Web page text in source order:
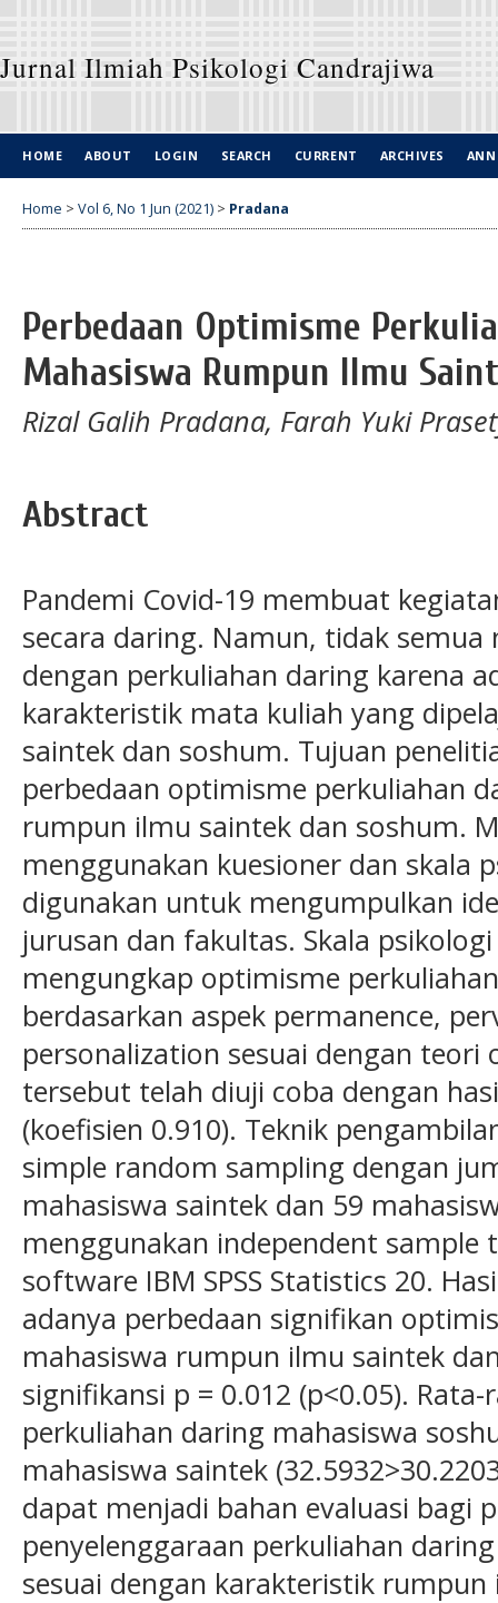
Jurnal Ilmiah Psikologi Candrajiwa
HOME ABOUT LOGIN SEARCH CURRENT ARCHIVES
Home > Vol 6, No 1 Jun (2021) > Pradana
Perbedaan Optimisme
Mahasiswa Rumpun Ilmu
Rizal Galih Pradana, Farah Yuki
Abstract
Pandemi Covid-19 membuat
secara daring. Namun, tidak
dengan perkuliahan daring karena
karakteristik mata kuliah yang
saintek dan soshum. Tujuan
perbedaan optimisme perkuliahan
rumpun ilmu saintek dan soshum.
menggunakan kuesioner dan skala
digunakan untuk mengumpulkan
jurusan dan fakultas. Skala
mengungkap optimisme
berdasarkan aspek permanence,
personalization sesuai dengan teori
tersebut telah diuji coba dengan
(koefisien 0.910). Teknik
simple random sampling dengan
mahasiswa saintek dan 59
menggunakan independent sample
software IBM SPSS Statistics 20.
adanya perbedaan signifikan
mahasiswa rumpun ilmu saintek
signifikansi p = 0.012 (p<0.05).
perkuliahan daring mahasiswa
mahasiswa saintek
dapat menjadi bahan evaluasi bagi
penyelenggaraan perkuliahan
sesuai dengan karakteristik